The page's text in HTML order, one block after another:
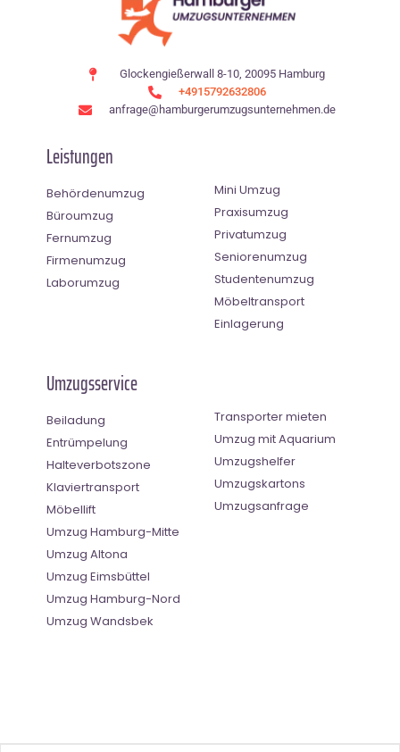
Glockengießerwall 8-10, 20095 Hamburg
+4915792632806
anfrage@hamburgerumzugsunternehmen.de
Leistungen
Behördenumzug
Büroumzug
Fernumzug
Firmenumzug
Laborumzug
Mini Umzug
Praxisumzug
Privatumzug
Seniorenumzug
Studentenumzug
Möbeltransport
Einlagerung
Umzugsservice
Beiladung
Entrümpelung
Halteverbotszone
Klaviertransport
Möbellift
Umzug Hamburg-Mitte
Umzug Altona
Umzug Eimsbüttel
Umzug Hamburg-Nord
Umzug Wandsbek
Transporter mieten
Umzug mit Aquarium
Umzugshelfer
Umzugskartons
Umzugsanfrage